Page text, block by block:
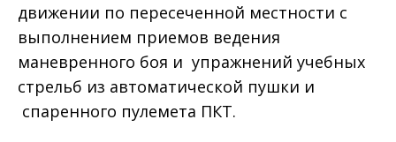
движении по пересеченной местности с
выполнением приемов ведения
маневренного боя и упражнений учебных
стрельб из автоматической пушки и
спаренного пулемета ПКТ.